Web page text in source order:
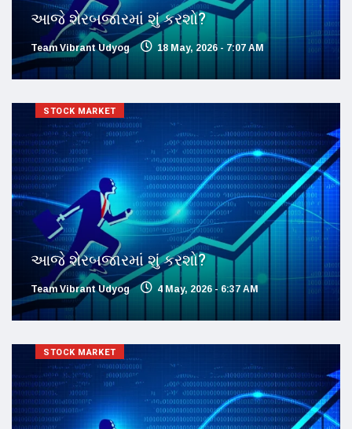
આજે શેરબજારમાં શું કરશો?
Team Vibrant Udyog 18 May, 2026 - 7:07 AM
STOCK MARKET
આજે શેરબજારમાં શું કરશો?
Team Vibrant Udyog 4 May, 2026 - 6:37 AM
STOCK MARKET